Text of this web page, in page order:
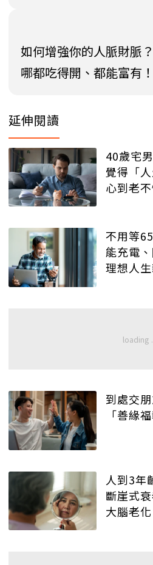
如何增強你的人脈財脈
哪都吃得開、都能富有！
延伸閱讀
40歲宅
覺得「
心到老
不用等
能充電
理想人
到處交
「善緣
人到3年
斷崖式
大腦老化